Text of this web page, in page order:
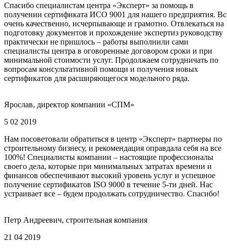
Спасибо специалистам центра «Эксперт» за помощь в
получении сертификата ИСО 9001 для нашего предприятия.
очень качественно, исчерпывающе и грамотно. Отвлекаться на
подготовку документов и прохождение экспертиз руководству
практически не пришлось – работы выполнили сами
специалисты центра в оговоренные договором сроки и при
минимальной стоимости услуг. Продолжаем сотрудничать по
вопросам консультативной помощи и получения новых
сертификатов для расширяющегося модельного ряда.
Ярослав, директор компании «СПМ»
5 02 2019
Нам посоветовали обратиться в центр «Эксперт» партнеры по
строительному бизнесу, и рекомендация оправдала себя на все
100%! Специалисты компании – настоящие профессионалы
своего дела, которые при минимальных затратах времени и
финансов обеспечивают высокий уровень услуг и успешное
получение сертификатов ISO 9000 в течение 5-ти дней. Нас
устраивает все – будем продолжать сотрудничество. Спасибо!
Петр Андреевич, строительная компания
21 04 2019